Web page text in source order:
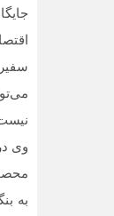
وی
به